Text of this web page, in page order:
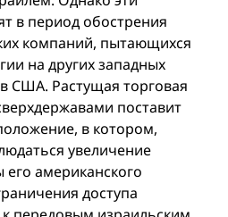
в период обострения
компаний, пытающихся
на других западных
США. Растущая торговая
поставит
в котором,
увеличение
американского
доступa